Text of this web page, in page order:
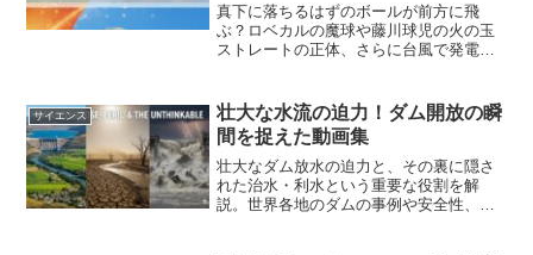
真下に落ちるはずのボールが前方に飛
ぶ？ロベカルの魔球や藤川球児の火の玉
ストレートの正体、さらに台風で発電す
サイエンス
壮大な水流の迫力！ダム開放の瞬
間を捉えた動画集
壮大なダム放水の迫力と、その裏に隠さ
れた治水・利水という重要な役割を解
説。世界各地のダムの事例や安全性、